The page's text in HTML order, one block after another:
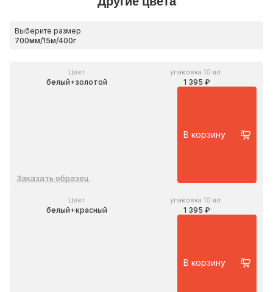
Выберите размер
Цвет
белый+золотой
упаковка 10 шт.
1 395 ₽
Заказать образец
В корзину
Цвет
белый+красный
упаковка 10 шт.
1 395 ₽
В корзину